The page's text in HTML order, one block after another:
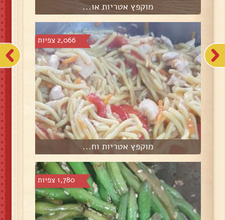
מוקפץ אטריות או...
2,066 צפיות
מוקפץ אטריות וח...
1,780 צפיות